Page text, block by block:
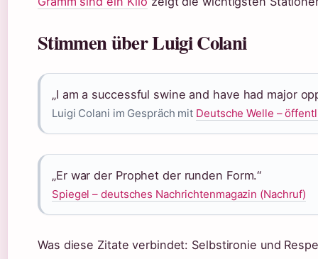
Stimmen über Luigi Colani
„I am a successful swine and have had major
Luigi Colani im Gespräch mit Deutsche Welle –
„Er war der Prophet der runden Form.“
Spiegel – deutsches Nachrichtenmagazin (Nachruf)
Was diese Zitate verbindet: Selbstironie und